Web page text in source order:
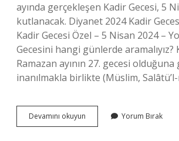
ayında gerçekleşen Kadir Gecesi, 5
kutlanacak. Diyanet 2024 Kadir
Kadir Gecesi Özel – 5 Nisan 2024 –
Gecesini hangi günlerde aramalıyız?
Ramazan ayının 27. gecesi
inanılmakla birlikte (Müslim,
Devamını okuyun
Gecesi
Yorum Bırak